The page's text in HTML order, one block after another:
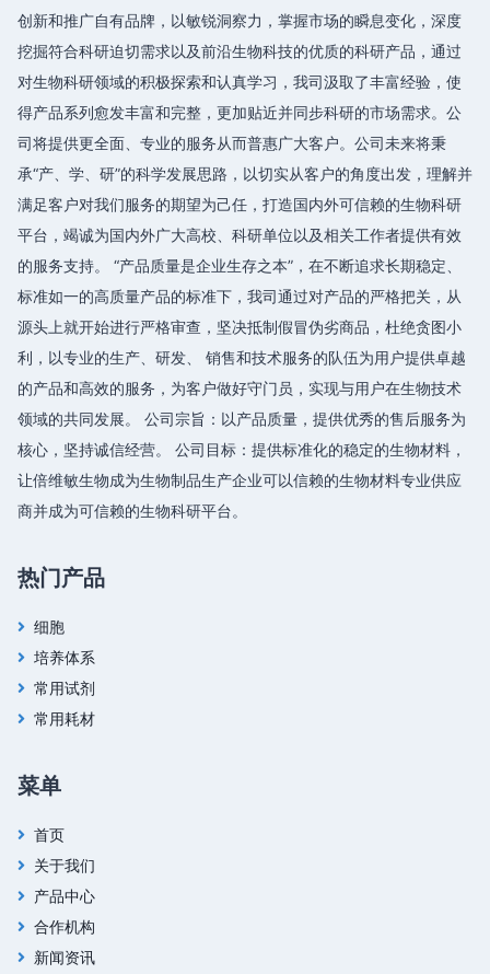
创新和推广自有品牌，以敏锐洞察力，掌握市场的瞬息变化，深度
挖掘符合科研迫切需求以及前沿生物科技的优质的科研产品，通过
对生物科研领域的积极探索和认真学习，我司汲取了丰富经验，使
得产品系列愈发丰富和完整，更加贴近并同步科研的市场需求。公
司将提供更全面、专业的服务从而普惠广大客户。公司未来将秉
承“产、学、研”的科学发展思路，以切实从客户的角度出发，理解并
满足客户对我们服务的期望为己任，打造国内外可信赖的生物科研
平台，竭诚为国内外广大高校、科研单位以及相关工作者提供有效
的服务支持。 “产品质量是企业生存之本”，在不断追求长期稳定、
标准如一的高质量产品的标准下，我司通过对产品的严格把关，从
源头上就开始进行严格审查，坚决抵制假冒伪劣商品，杜绝贪图小
利，以专业的生产、研发、 销售和技术服务的队伍为用户提供卓越
的产品和高效的服务，为客户做好守门员，实现与用户在生物技术
领域的共同发展。 公司宗旨：以产品质量，提供优秀的售后服务为
核心，坚持诚信经营。 公司目标：提供标准化的稳定的生物材料，
让倍维敏生物成为生物制品生产企业可以信赖的生物材料专业供应
商并成为可信赖的生物科研平台。
热门产品
细胞
培养体系
常用试剂
常用耗材
菜单
首页
关于我们
产品中心
合作机构
新闻资讯